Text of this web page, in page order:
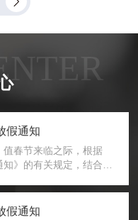
假通知
春节来临之际，根据
》的有关规定，结合公
月12日-2月23日，放假
。二、注意事项1、请各
假通知